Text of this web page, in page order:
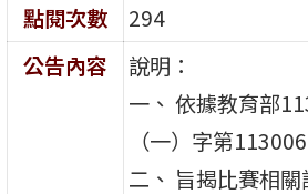
點閱次數
294
公告內容
說明：
一、 依據教育部
（一）字第
二、 旨揭比賽相關